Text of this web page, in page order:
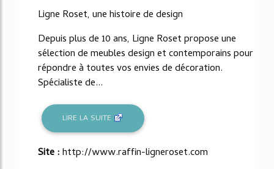
Ligne Roset, une histoire de design
Depuis plus de 10 ans, Ligne Roset propose une
sélection de meubles design et contemporains pour
répondre à toutes vos envies de décoration.
Spécialiste de...
LIRE LA SUITE
Site :http://www.raffin-ligneroset.com